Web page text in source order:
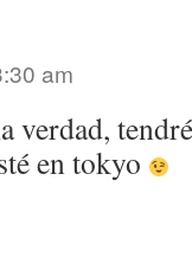
am
verdad,
en tokyo